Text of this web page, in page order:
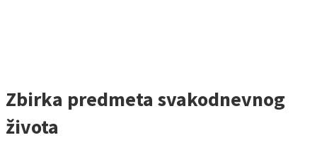
Zbirka predmeta svakodnevnog
života